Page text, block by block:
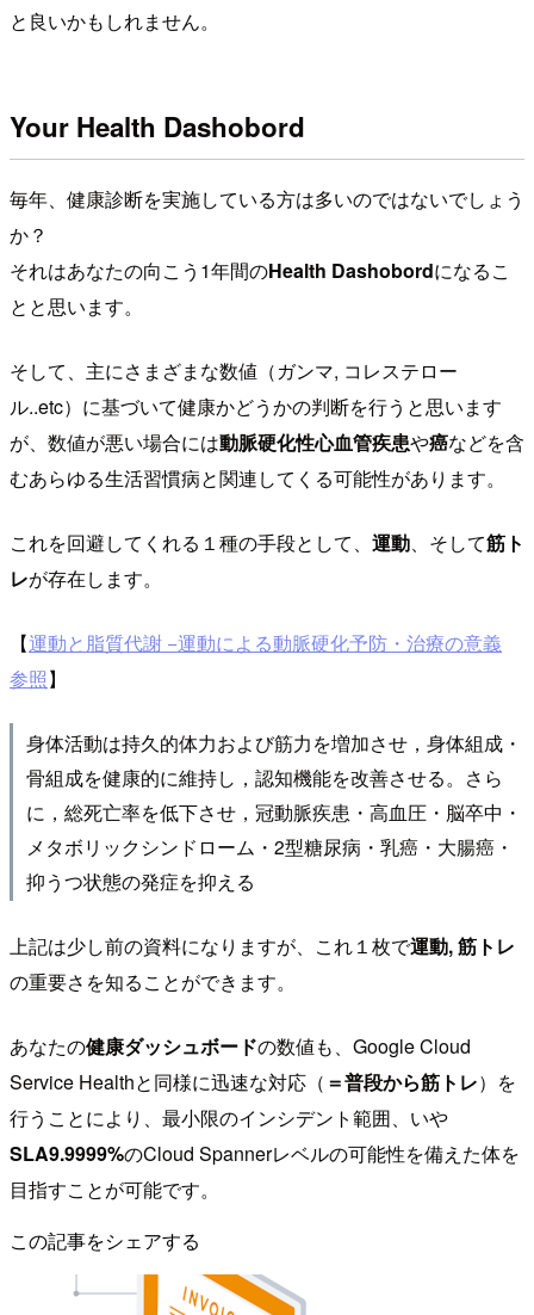
と良いかもしれません。
Your Health Dashobord
毎年、健康診断を実施している方は多いのではないでしょう
か？
それはあなたの向こう1年間のHealth Dashobordになるこ
とと思います。
そして、主にさまざまな数値（ガンマ, コレステロー
ル..etc）に基づいて健康かどうかの判断を行うと思います
が、数値が悪い場合には動脈硬化性心血管疾患や癌などを含
むあらゆる生活習慣病と関連してくる可能性があります。
これを回避してくれる１種の手段として、 運動、そして筋ト
レが存在します。
【運動と脂質代謝 −運動による動脈硬化予防・治療の意義
参照】
身体活動は持久的体力および筋力を増加させ，身体組成・
骨組成を健康的に維持し，認知機能を改善させる。さら
に，総死亡率を低下させ，冠動脈疾患・高血圧・脳卒中・
メタボリックシンドローム・2型糖尿病・乳癌・大腸癌・
抑うつ状態の発症を抑える
上記は少し前の資料になりますが、これ１枚で運動, 筋トレ
の重要さを知ることができます。
あなたの健康ダッシュボードの数値も、Google Cloud
Service Healthと同様に迅速な対応（ ＝普段から筋トレ）を
行うことにより、最小限のインシデント範囲、いや
SLA9.9999%のCloud Spannerレベルの可能性を備えた体を
目指すことが可能です。
この記事をシェアする